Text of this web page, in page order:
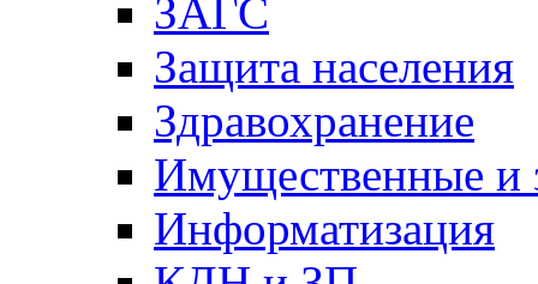
ЗАГС
Защита населения
Здравохранение
Имущественные и
Информатизация